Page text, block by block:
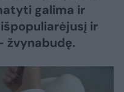
galima ir
ir
žvynabudę.